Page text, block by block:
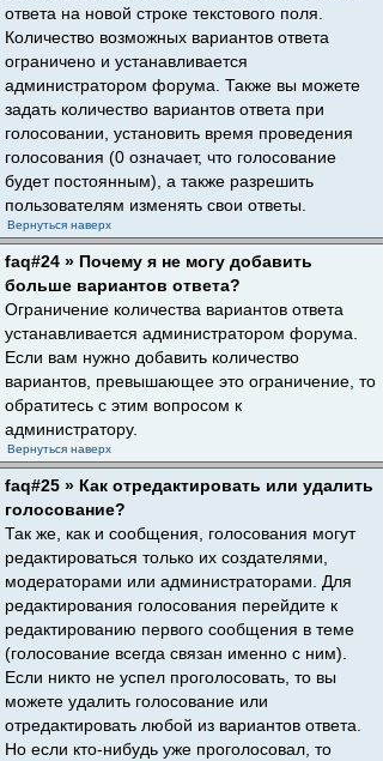
ответа на новой строке текстового поля.
Количество возможных вариантов ответа
ограничено и устанавливается
администратором форума. Также вы можете
задать количество вариантов ответа при
голосовании, установить время проведения
голосования (0 означает, что голосование
будет постоянным), а также разрешить
пользователям изменять свои ответы.
Вернуться наверх
faq#24 » Почему я не могу добавить
больше вариантов ответа?
Ограничение количества вариантов ответа
устанавливается администратором форума.
Если вам нужно добавить количество
вариантов, превышающее это ограничение, то
обратитесь с этим вопросом к
администратору.
Вернуться наверх
faq#25 » Как отредактировать или удалить
голосование?
Так же, как и сообщения, голосования могут
редактироваться только их создателями,
модераторами или администраторами. Для
редактирования голосования перейдите к
редактированию первого сообщения в теме
(голосование всегда связан именно с ним).
Если никто не успел проголосовать, то вы
можете удалить голосование или
отредактировать любой из вариантов ответа.
Но если кто-нибудь уже проголосовал, то